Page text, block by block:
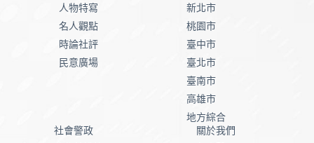
人物特寫
名人觀點
時論社評
民意廣場
新北市
桃園市
臺中市
臺北市
臺南市
高雄市
地方綜合
社會警政
關於我們